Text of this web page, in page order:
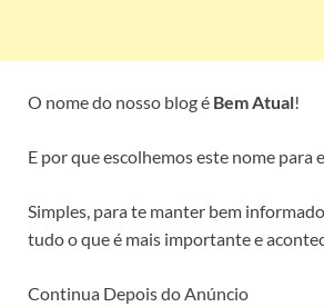
O nome do nosso blog é Bem Atual!
E por que escolhemos este nome para
Simples, para te manter bem
tudo o que é mais importante e
Continua Depois do Anúncio